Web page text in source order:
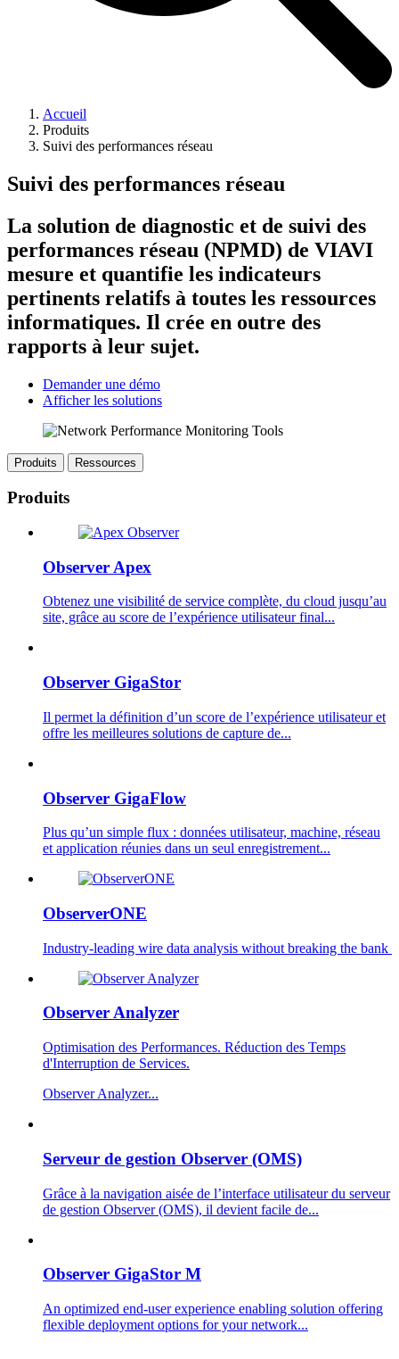
Accueil
Produits
Suivi des performances réseau
Suivi des performances réseau
La solution de diagnostic et de suivi des
performances réseau (NPMD) de VIAVI
mesure et quantifie les indicateurs
pertinents relatifs à toutes les ressources
informatiques. Il crée en outre des
rapports à leur sujet.
Demander une démo
Afficher les solutions
Produits Ressources
Produits
Observer Apex
Obtenez une visibilité de service complète, du cloud jusqu’au
site, grâce au score de l’expérience utilisateur final...
Observer GigaStor
Il permet la définition d’un score de l’expérience utilisateur et
offre les meilleures solutions de capture de...
Observer GigaFlow
Plus qu’un simple flux : données utilisateur, machine, réseau
et application réunies dans un seul enregistrement...
ObserverONE
Industry-leading wire data analysis without breaking the bank ​
Observer Analyzer
Optimisation des Performances. Réduction des Temps
d'Interruption de Services.
Observer Analyzer...
Serveur de gestion Observer (OMS)
Grâce à la navigation aisée de l’interface utilisateur du serveur
de gestion Observer (OMS), il devient facile de...
Observer GigaStor M
An optimized end-user experience enabling solution offering
flexible deployment options for your network...